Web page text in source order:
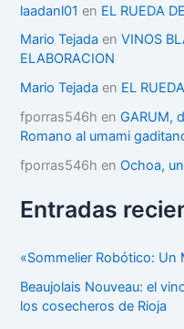
r
a
s
laadanl01 en EL RUEDA
Mario Tejada enVINOS
ELABORACION
Mario Tejada en EL
fporras546h en GARUM,
Romano al umami
fporras546h en Ochoa,
Entradas
«Sommelier Robótico: Un
Beaujolais Nouveau: el
los cosecheros de Rioja